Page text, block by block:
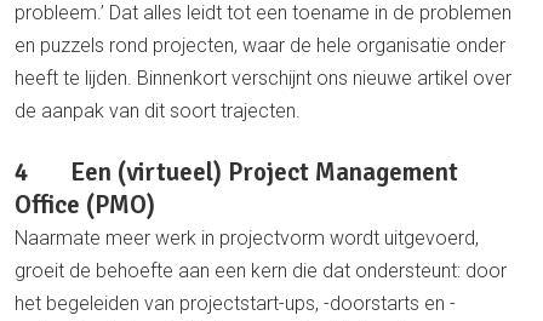
probleem.’ Dat alles leidt tot een toename in de problemen
en puzzels rond projecten, waar de hele organisatie onder
heeft te lijden. Binnenkort verschijnt ons nieuwe artikel over
de aanpak van dit soort trajecten.
4 Een (virtueel) Project Management
Office (PMO)
Naarmate meer werk in projectvorm wordt uitgevoerd,
groeit de behoefte aan een kern die dat ondersteunt: door
het begeleiden van projectstart-ups, -doorstarts en -